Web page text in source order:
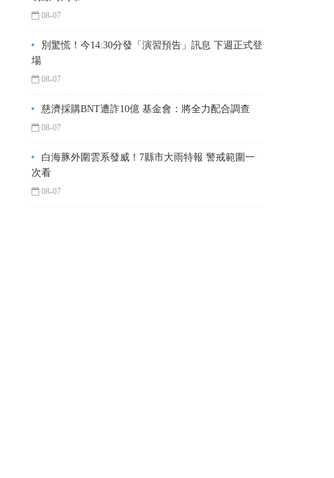
08-07
別驚慌！今14:30分發「演習預告」訊息 下週正式登
場
08-07
慈濟採購BNT遭詐10億 基金會：將全力配合調查
08-07
白海豚外圍雲系發威！7縣市大雨特報 警戒範圍一
次看
08-07